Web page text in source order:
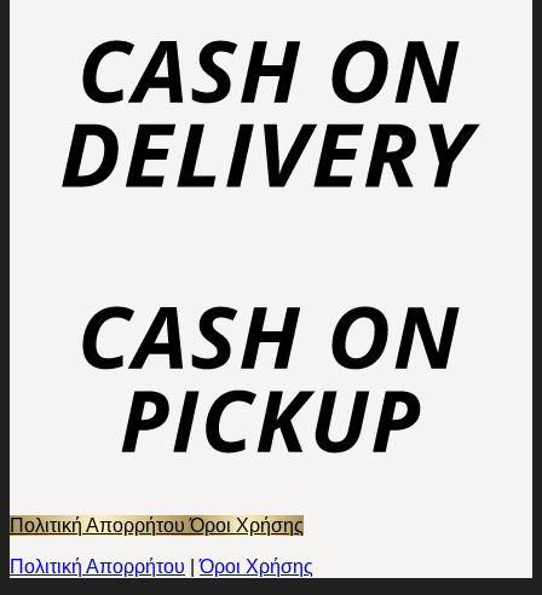
Πολιτική Απορρήτου Όροι Χρήσης
Πολιτική Απορρήτου |Όροι Χρήσης